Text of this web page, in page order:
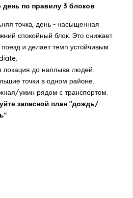
по правилу 3 блоков
точка, день - насыщенная
спокойный блок. Это снижает
поезд и делает темп устойчивым
локация до наплыва людей.
точки в одном районе.
ужин рядом с транспортом.
запасной план "дождь/